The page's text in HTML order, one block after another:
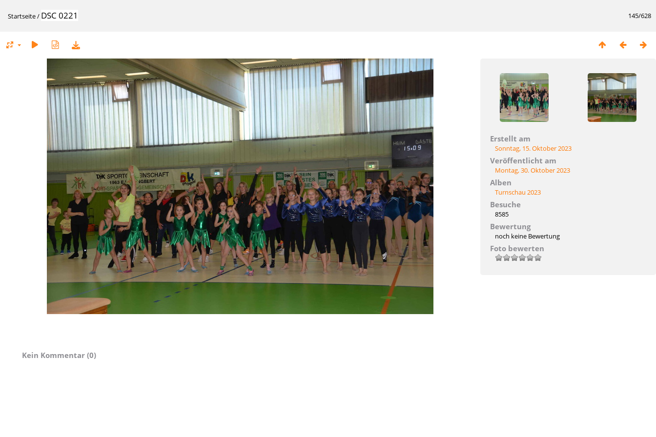
145/628
Startseite/ DSC 0221
Erstellt am
Sonntag, 15. Oktober 2023
Veröffentlicht am
Montag, 30. Oktober 2023
Alben
Turnschau 2023
Besuche
8585
Bewertung
noch keine Bewertung
Foto bewerten
Kein Kommentar (0)